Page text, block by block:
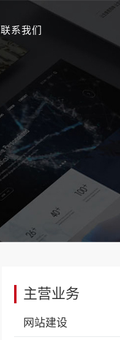
联系我们
主营业务
网站建设